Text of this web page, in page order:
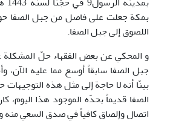
بمكة جعلت علی فاصل من جبل الصفا
اللصوق إلی جبل الصفا.
و المحكي عن بعض الفقهاء حلّ
جبل الصفا سابقاً أوسع مما عليه
بينّا أنه لا حاجة إلی مثل هذه
الصفا قديماً بحدّه الموجود هذا اليوم،
اتصال وإلصاق كافياً في صدق السعي منه